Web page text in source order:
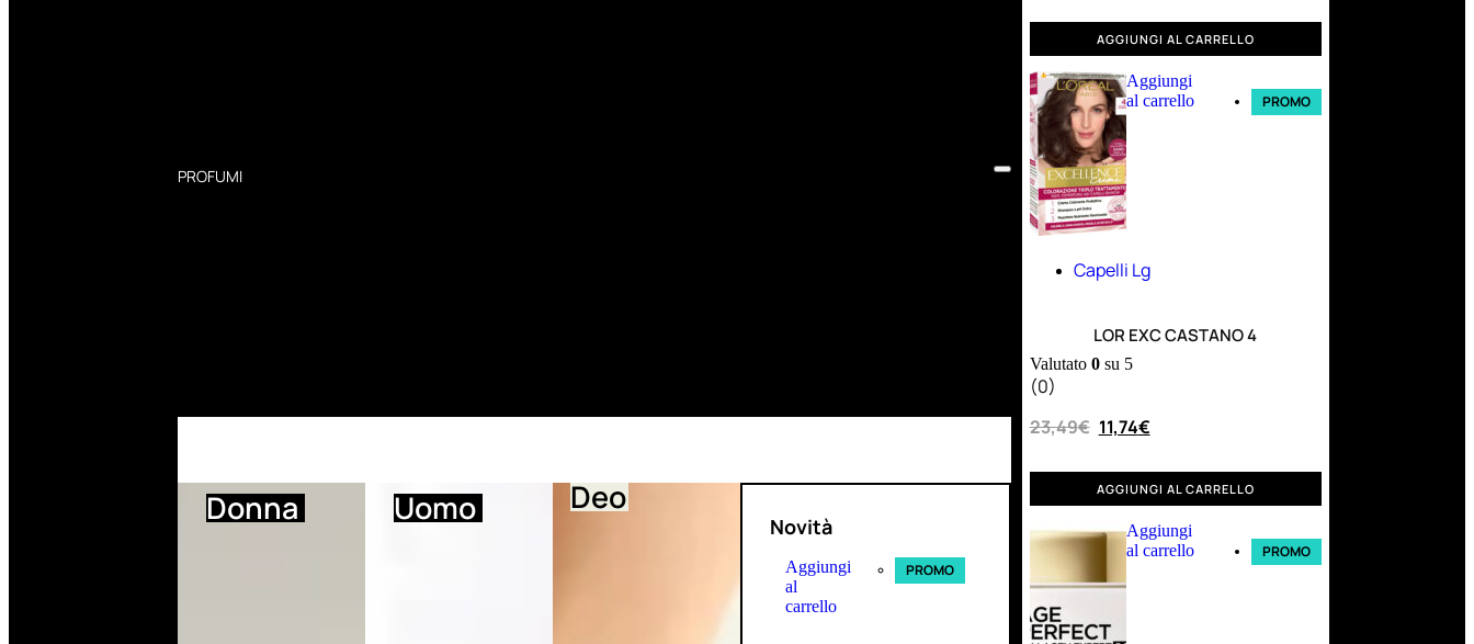
PROFUMI
Donna Uomo Deo
Novità
Aggiungi
al
carrello
PROMO
AGGIUNGI AL CARRELLO
Aggiungi
al carrello
PROMO
Capelli Lg
LOR EXC CASTANO 4
Valutato 0su 5
(0)
23,49€ 11,74€
AGGIUNGI AL CARRELLO
Aggiungi
al carrello
PROMO